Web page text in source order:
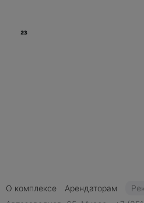
О комплексе Арендаторам